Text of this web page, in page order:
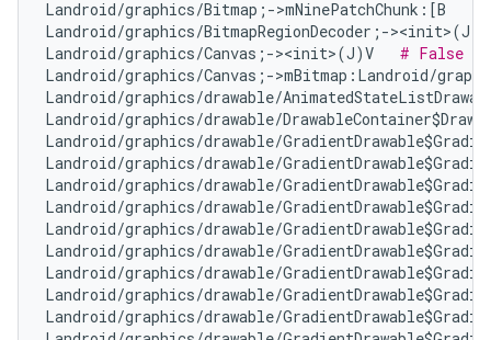
Landroid/graphics/Bitmap;->mNinePatchChunk:[B
Landroid/graphics/BitmapRegionDecoder;-
Landroid/graphics/Canvas;-><init>(J)V # False
Landroid/graphics/Canvas;->mBitmap:Landroid/
Landroid/graphics/drawable/
Landroid/graphics/drawable/
Landroid/graphics/drawable/
Landroid/graphics/drawable/
Landroid/graphics/drawable/
Landroid/graphics/drawable/
Landroid/graphics/drawable/
Landroid/graphics/drawable/
Landroid/graphics/drawable/
Landroid/graphics/drawable/
Landroid/graphics/drawable/